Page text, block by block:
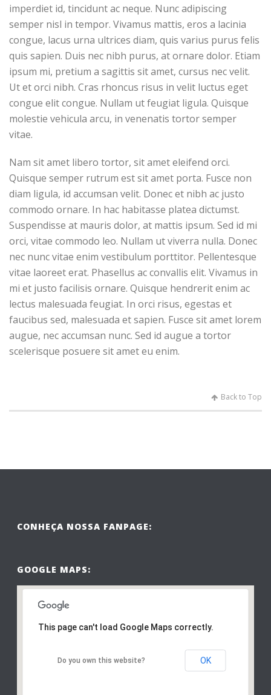
imperdiet id, tincidunt ac neque. Nunc adipiscing
semper nisl in tempor. Vivamus mattis, eros a lacinia
congue, lacus urna ultrices diam, quis varius purus felis
quis sapien. Duis nec nibh purus, at ornare dolor. Etiam
ipsum mi, pretium a sagittis sit amet, cursus nec velit.
Ut et orci nibh. Cras rhoncus risus in velit luctus eget
congue elit congue. Nullam ut feugiat ligula. Quisque
molestie vehicula arcu, in venenatis tortor semper
vitae.
Nam sit amet libero tortor, sit amet eleifend orci.
Quisque semper rutrum est sit amet porta. Fusce non
diam ligula, id accumsan velit. Donec et nibh ac justo
commodo ornare. In hac habitasse platea dictumst.
Suspendisse at mauris dolor, at mattis ipsum. Sed id mi
orci, vitae commodo leo. Nullam ut viverra nulla. Donec
nec nunc vitae enim vestibulum porttitor. Pellentesque
vitae laoreet erat. Phasellus ac convallis elit. Vivamus in
mi et justo facilisis ornare. Quisque hendrerit enim ac
lectus malesuada feugiat. In orci risus, egestas et
faucibus sed, malesuada et sapien. Fusce sit amet lorem
augue, nec accumsan nunc. Sed id augue a tortor
scelerisque posuere sit amet eu enim.
Back to Top
CONHEÇA NOSSA FANPAGE:
GOOGLE MAPS:
This page can't load Google Maps correctly.
Do you own this website? OK